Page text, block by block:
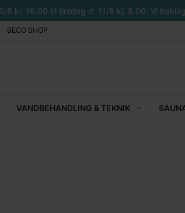
kl. 16.00 til tirsdag d. 11/8 kl. 8.00. Vi
BECO SHOP
VANDBEHANDLING & TEKNIK